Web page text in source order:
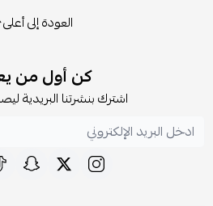
العودة إلى أعلى
كن أول من
اشترك بنشرتنا البريدية